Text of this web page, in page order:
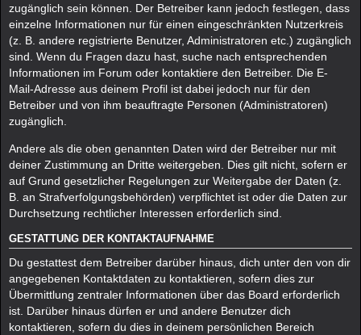
zugänglich sein können. Der Betreiber kann jedoch festlegen, dass
einzelne Informationen nur für einen eingeschränkten Nutzerkreis
(z. B. andere registrierte Benutzer, Administratoren etc.) zugänglich
sind. Wenn du Fragen dazu hast, suche nach entsprechenden
Informationen im Forum oder kontaktiere den Betreiber. Die E-
Mail-Adresse aus deinem Profil ist dabei jedoch nur für den
Betreiber und von ihm beauftragte Personen (Administratoren)
zugänglich.
Andere als die oben genannten Daten wird der Betreiber nur mit
deiner Zustimmung an Dritte weitergeben. Dies gilt nicht, sofern er
auf Grund gesetzlicher Regelungen zur Weitergabe der Daten (z.
B. an Strafverfolgungsbehörden) verpflichtet ist oder die Daten zur
Durchsetzung rechtlicher Interessen erforderlich sind.
GESTATTUNG DER KONTAKTAUFNAHME
Du gestattest dem Betreiber darüber hinaus, dich unter den von dir
angegebenen Kontaktdaten zu kontaktieren, sofern dies zur
Übermittlung zentraler Informationen über das Board erforderlich
ist. Darüber hinaus dürfen er und andere Benutzer dich
kontaktieren, sofern du dies in deinem persönlichen Bereich